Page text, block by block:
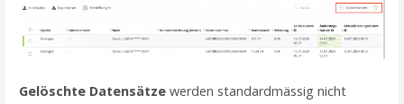
Gelöschte Datensätze werden standardmässig nicht